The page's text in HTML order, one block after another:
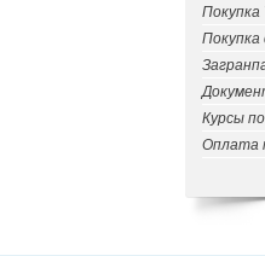
Покупка
Покупка
Курсы
Оплата